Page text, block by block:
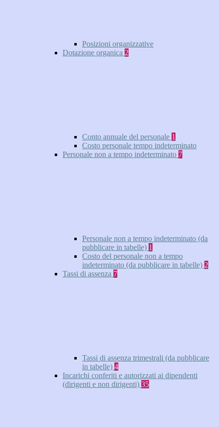
Posizioni organizzative
Dotazione organica 2
Conto annuale del personale 1
Costo personale tempo indeterminato
Personale non a tempo indeterminato 7
Personale non a tempo indeterminato (da
pubblicare in tabelle) 1
Costo del personale non a tempo
indeterminato (da pubblicare in tabelle) 2
Tassi di assenza 7
Tassi di assenza trimestrali (da pubblicare
in tabelle) 4
Incarichi conferiti e autorizzati ai dipendenti
(dirigenti e non dirigenti) 35